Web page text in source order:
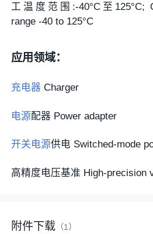
工温度范围:-40°C至125°C;
range -40 to 125°C
应用领域：
充电器 Charger
电源配器 Power adapter
开关电源供电 Switched-mode
高精度电压基准 High-precision
附件下载 （1）